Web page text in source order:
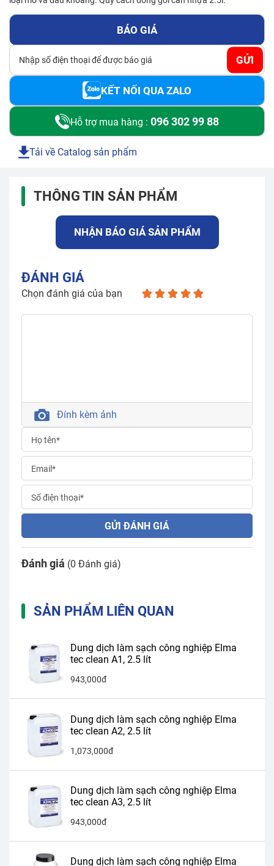
BÁO GIÁ
GỬI
KẾT NỐI QUA ZALO
Hỗ trợ mua hàng : 096 302 99 88
Tải về Catalog sản phẩm
THÔNG TIN SẢN PHẨM
NHẬN BÁO GIÁ SẢN PHẨM
ĐÁNH GIÁ
Chọn đánh giá của bạn
Đính kèm ảnh
GỬI ĐÁNH GIÁ
Đánh giá (0 Đánh giá)
SẢN PHẨM LIÊN QUAN
Dung dịch làm sạch công nghiệp Elma
tec clean A1, 2.5 lít
943,000đ
Dung dịch làm sạch công nghiệp Elma
tec clean A2, 2.5 lít
1,073,000đ
Dung dịch làm sạch công nghiệp Elma
tec clean A3, 2.5 lít
943,000đ
Dung dịch làm sạch công nghiệp Elma